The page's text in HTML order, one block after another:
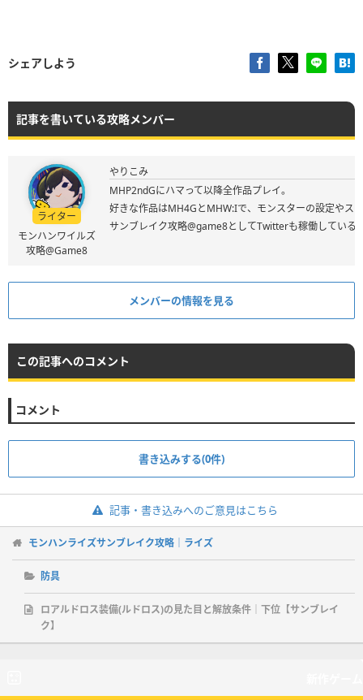
シェアしよう
記事を書いている攻略メンバー
ライター
モンハンワイルズ
攻略@Game8
やりこみ
MHP2ndGにハマって以降全作品プレイ。
好きな作品はMH4GとMHW:Iで、モンスターの設定やス
サンブレイク攻略@game8としてTwitterも稼働している
メンバーの情報を見る
この記事へのコメント
コメント
書き込みする(0件)
記事・書き込みへのご意見はこちら
モンハンライズサンブレイク攻略｜ライズ
防具
ロアルドロス装備(ルドロス)の見た目と解放条件｜下位【サンブレイ
ク】